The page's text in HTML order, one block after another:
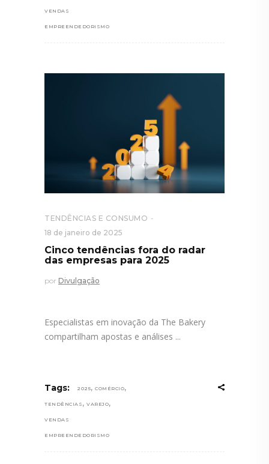
VENDAS
EMPREENDEDORISMO
TENDÊNCIAS E CONSUMO
18 de janeiro de 2025
Cinco tendências fora do radar
das empresas para 2025
por Divulgação
Especialistas em inovação da The Bakery
compartilham apostas e análises
Tags: 2025, COMÉRCIO,
TENDÊNCIAS , VAREJO,
VENDAS
EMPREENDEDORISMO